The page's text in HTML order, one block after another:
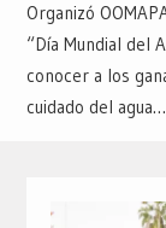
Organizó
“Día Mundial del
conocer a los
cuidado del